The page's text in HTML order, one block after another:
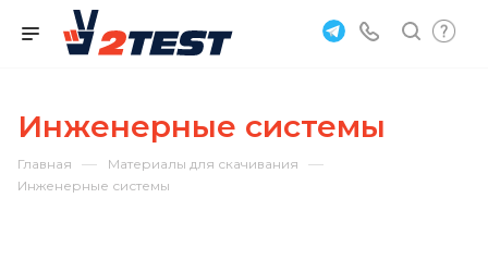
Инженерные системы
Главная — Материалы для скачивания —
Инженерные системы